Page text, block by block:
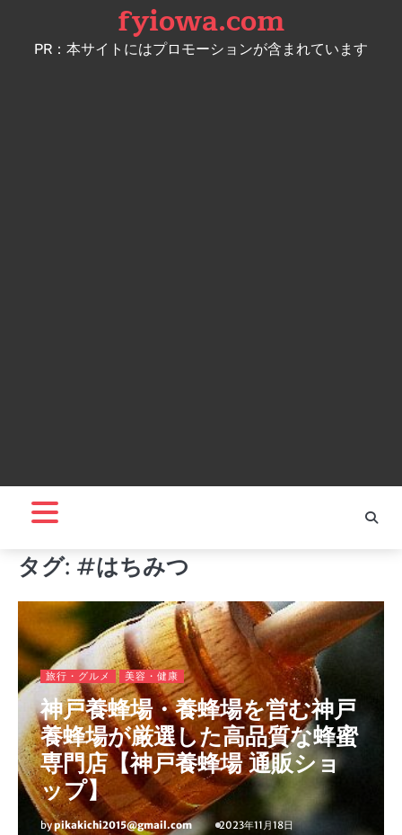
content
fyiowa.com
PR：本サイトにはプロモーションが含まれています
タグ: #はちみつ
旅行・グルメ 美容・健康
神戸養蜂場・養蜂場を営む神戸
養蜂場が厳選した高品質な蜂蜜
専門店【神戸養蜂場 通販ショ
ップ】
bypikakichi2015@gmail.com 2023年11月18日